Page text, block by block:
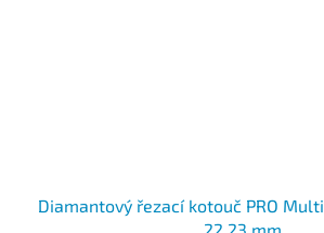
Diamantový řezací kotouč PRO